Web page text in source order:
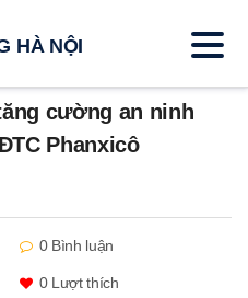
cường an ninh
Phanxicô
0 Bình luận
0Lượt thích
HÀ NỘI